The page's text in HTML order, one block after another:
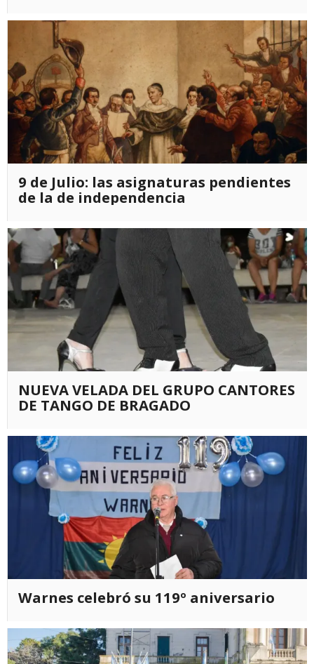
9 de Julio: las asignaturas pendientes
de la de independencia
NUEVA VELADA DEL GRUPO CANTORES
DE TANGO DE BRAGADO
Warnes celebró su 119º aniversario